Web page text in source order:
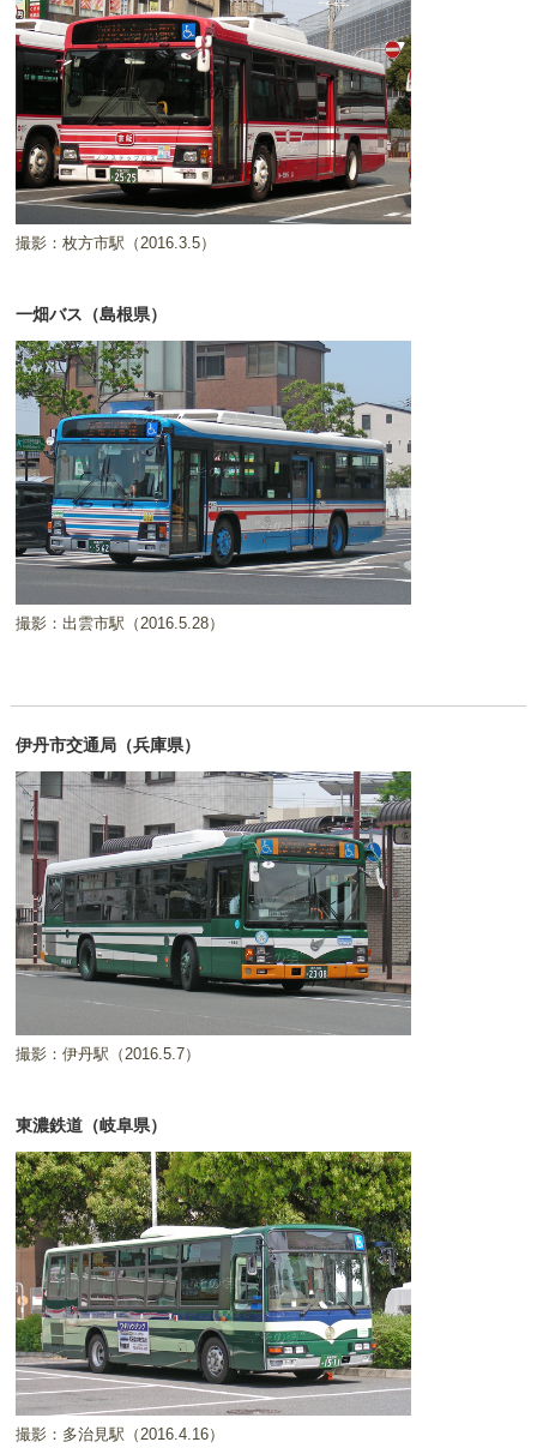
撮影：枚方市駅（2016.3.5）
一畑バス（島根県）
撮影：出雲市駅（2016.5.28）
伊丹市交通局（兵庫県）
撮影：伊丹駅（2016.5.7）
東濃鉄道（岐阜県）
撮影：多治見駅（2016.4.16）